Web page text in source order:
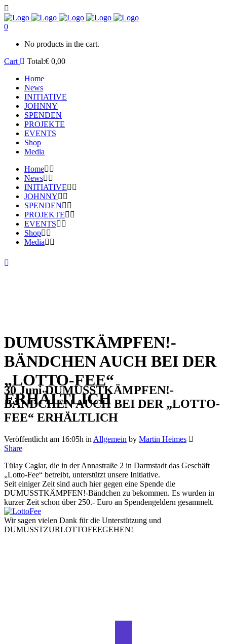
0
No products in the cart.
Cart
Total:€ 0,00
Home
News
INITIATIVE
JOHNNY
SPENDEN
PROJEKTE
EVENTS
Shop
Media
Home
News
INITIATIVE
JOHNNY
SPENDEN
PROJEKTE
EVENTS
Shop
Media
DUMUSSTKÄMPFEN!-
BÄNDCHEN AUCH BEI DER
„LOTTO-FEE“
ERHÄLTLICH
30 JuniDUMUSSTKÄMPFEN!-
BÄNDCHEN AUCH BEI DER „LOTTO-
FEE“ ERHÄLTLICH
Veröffentlicht am 16:05h in Allgemein by Martin Heimes
Share
Tülay Caglar, die in der Annastraße 2 in Darmstadt das Geschäft
„Lotto-Fee“ betreibt, unterstützt unsere Initiative.
Seit einiger Zeit sind auch hier gegen eine Spende die
DUMUSSTKÄMPFEN!-Bändchen zu bekommen. Es wurden in
kurzer Zeit schon über 250.- Euro an Spendengeldern gesammelt.
Wir sagen vielen Dank für die Unterstützung und
DUMUSSTZURLOTTOFEEGEHEN!